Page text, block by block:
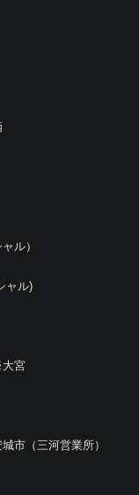
ル）
ャル)
大宮
市（三河営業所）